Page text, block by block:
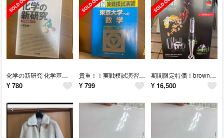
化学の新研究 化学基礎収録
¥ 780
貴重！！実戦模試演習 東京大学への数学 ２０１５
¥ 799
期間限定特価！brown マルチクイック9
¥ 16,500